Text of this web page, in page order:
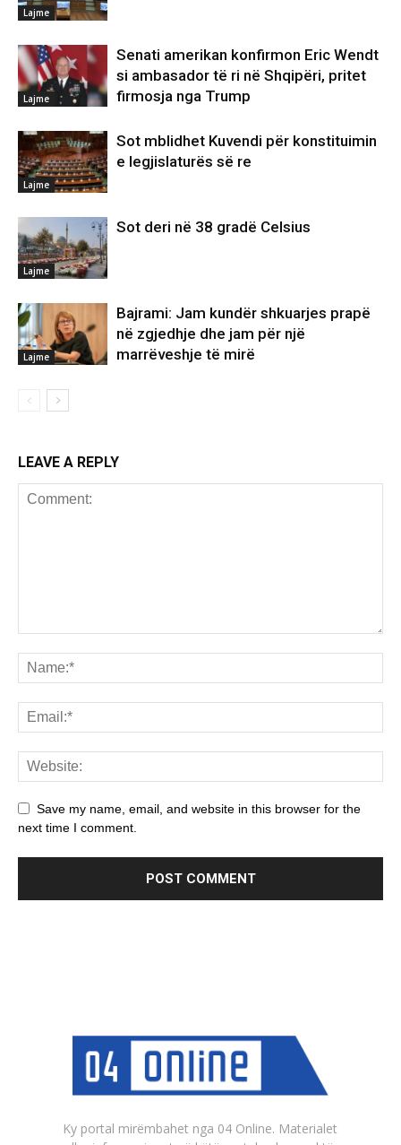
Lajme
Lajme
Senati amerikan konfirmon Eric Wendt
si ambasador të ri në Shqipëri, pritet
firmosja nga Trump
Lajme
Sot mblidhet Kuvendi për konstituimin
e legjislaturës së re
Lajme
Sot deri në 38 gradë Celsius
Lajme
Bajrami: Jam kundër shkuarjes prapë
në zgjedhje dhe jam për një
marrëveshje të mirë
LEAVE A REPLY
Save my name, email, and website in this browser for the
next time I comment.
Ky portal mirëmbahet nga 04 Online. Materialet